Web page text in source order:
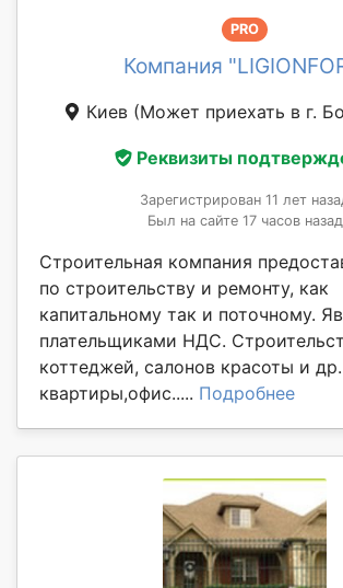
PRO
Компания
Киев (Может приехать в г.
Реквизиты
Зарегистрирован 11 лет
Был на сайте 17 часов назад
Строительная компания
по строительству и ремонту, как
капитальному так и поточному.
плательщиками НДС.
коттеджей, салонов красоты и
квартиры,офис..... Подробнее